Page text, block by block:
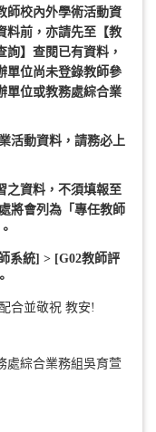
師校內外學術活動資
料前，亦請先至【教
】查閱已有資料，
單位尚未登錄教師參
單位或教務處綜合業
活動資料，請務必上
之資料，不須填報至
將會列為「專任教師
系統] > [G02教師評
合並敬祝 教安!
處綜合業務組吳育萱